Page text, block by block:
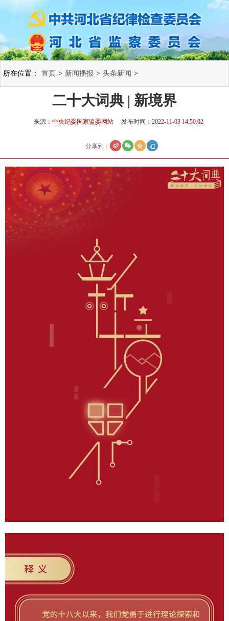
所在位置： 首页 > 新闻播报 > 头条新闻 >
二十大词典 | 新境界
来源： 中央纪委国家监委网站 发布时间： 2022-11-03 14:50:02
分享到：